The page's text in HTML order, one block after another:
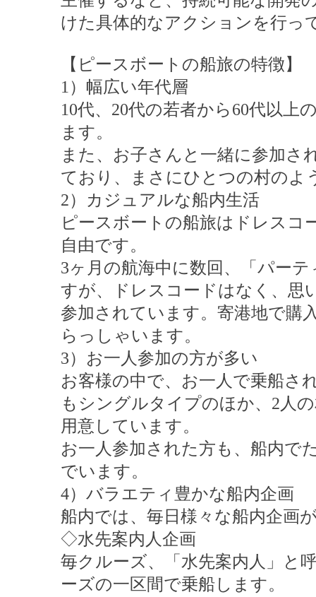
けた具体的なアクションを行っ
【ピースボートの船旅の特徴】
1）幅広い年代層
10代、20代の若者から60代以上
ます。
また、お子さんと一緒に参加さ
ており、まさにひとつの村のよ
2）カジュアルな船内生活
ピースボートの船旅はドレスコ
自由です。
3ヶ月の航海中に数回、「パー
すが、ドレスコードはなく、思
参加されています。寄港地で購
らっしゃいます。
3）お一人参加の方が多い
お客様の中で、お一人で乗船さ
もシングルタイプのほか、2人
用意しています。
お一人参加された方も、船内で
でいます。
4）バラエティ豊かな船内企画
船内では、毎日様々な船内企画
◇水先案内人企画
毎クルーズ、「水先案内人」と
ーズの一区間で乗船します。